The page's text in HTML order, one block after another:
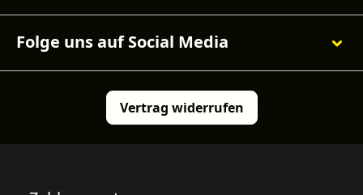
Folge uns auf Social Media
Vertrag widerrufen